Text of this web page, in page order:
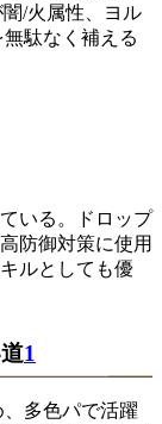
/火属性、ヨル
駄なく補える
いる。ドロップ
防御対策に使用
ルとしても優
1
多色パで活躍